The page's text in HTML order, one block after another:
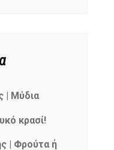
| Μύδια
κρασί!
| Φρούτα ή